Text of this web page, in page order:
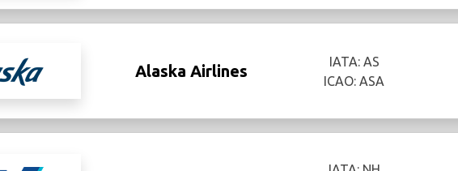
Alaska Airlines
IATA: AS
ICAO: ASA